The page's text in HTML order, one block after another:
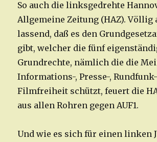
So auch die linksgedrehte
Allgemeine Zeitung (HAZ). Völlig
lassend, daß es den
gibt, welcher die fünf
Grundrechte, nämlich die die
Informations-, Presse-,
Filmfreiheit schützt, feuert die
aus allen Rohren gegen AUF1.
Und wie es sich für einen linken